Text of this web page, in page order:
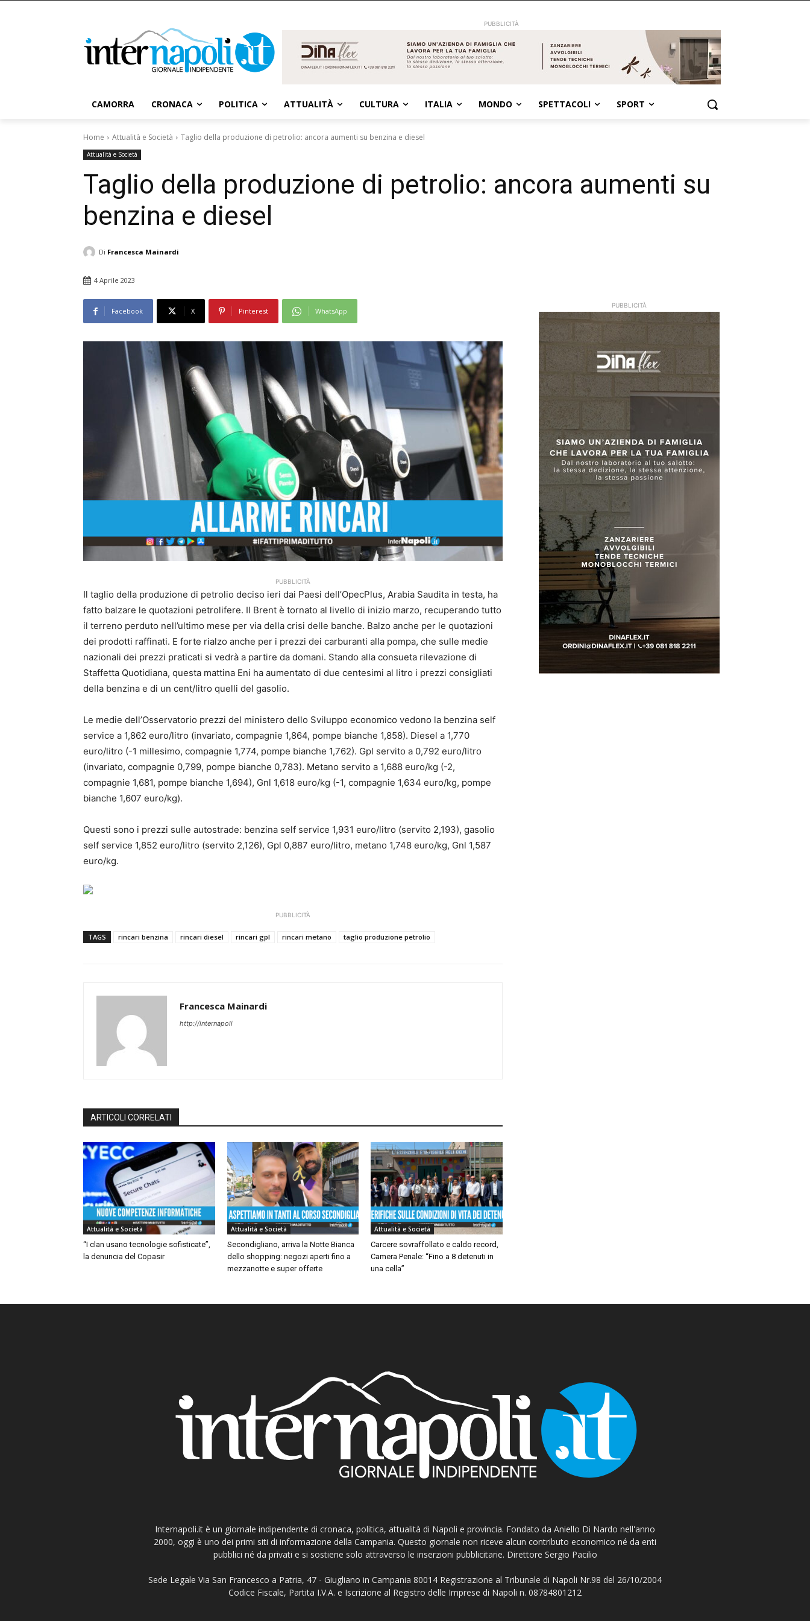
PUBBLICITÀ
CAMORRA CRONACA POLITICA ATTUALITÀ CULTURA ITALIA MONDO SPETTACOLI SPORT
Home Attualità e Società Taglio della produzione di petrolio: ancora aumenti su benzina e diesel
Attualità e Società
Taglio della produzione di petrolio: ancora aumenti su
benzina e diesel
Di Francesca Mainardi
4 Aprile 2023
Facebook X Pinterest WhatsApp
PUBBLICITÀ
Il taglio della produzione di petrolio deciso ieri dai Paesi dell’OpecPlus, Arabia Saudita in testa, ha
fatto balzare le quotazioni petrolifere. Il Brent è tornato al livello di inizio marzo, recuperando tutto
il terreno perduto nell’ultimo mese per via della crisi delle banche. Balzo anche per le quotazioni
dei prodotti raffinati. E forte rialzo anche per i prezzi dei carburanti alla pompa, che sulle medie
nazionali dei prezzi praticati si vedrà a partire da domani. Stando alla consueta rilevazione di
Staffetta Quotidiana, questa mattina Eni ha aumentato di due centesimi al litro i prezzi consigliati
della benzina e di un cent/litro quelli del gasolio.
Le medie dell’Osservatorio prezzi del ministero dello Sviluppo economico vedono la benzina self
service a 1,862 euro/litro (invariato, compagnie 1,864, pompe bianche 1,858). Diesel a 1,770
euro/litro (-1 millesimo, compagnie 1,774, pompe bianche 1,762). Gpl servito a 0,792 euro/litro
(invariato, compagnie 0,799, pompe bianche 0,783). Metano servito a 1,688 euro/kg (-2,
compagnie 1,681, pompe bianche 1,694), Gnl 1,618 euro/kg (-1, compagnie 1,634 euro/kg, pompe
bianche 1,607 euro/kg).
Questi sono i prezzi sulle autostrade: benzina self service 1,931 euro/litro (servito 2,193), gasolio
self service 1,852 euro/litro (servito 2,126), Gpl 0,887 euro/litro, metano 1,748 euro/kg, Gnl 1,587
euro/kg.
PUBBLICITÀ
TAGS rincari benzina rincari diesel rincari gpl rincari metano taglio produzione petrolio
Francesca Mainardi
http://internapoli
ARTICOLI CORRELATI
Attualità e Società
“I clan usano tecnologie sofisticate”,
la denuncia del Copasir
Attualità e Società
Secondigliano, arriva la Notte Bianca
dello shopping: negozi aperti fino a
mezzanotte e super offerte
Attualità e Società
Carcere sovraffollato e caldo record,
Camera Penale: “Fino a 8 detenuti in
una cella”
PUBBLICITÀ
Internapoli.it è un giornale indipendente di cronaca, politica, attualità di Napoli e provincia. Fondato da Aniello Di Nardo nell'anno
2000, oggi è uno dei primi siti di informazione della Campania. Questo giornale non riceve alcun contributo economico né da enti
pubblici né da privati e si sostiene solo attraverso le inserzioni pubblicitarie. Direttore Sergio Pacilio
Sede Legale Via San Francesco a Patria, 47 - Giugliano in Campania 80014 Registrazione al Tribunale di Napoli Nr.98 del 26/10/2004
Codice Fiscale, Partita I.V.A. e Iscrizione al Registro delle Imprese di Napoli n. 08784801212